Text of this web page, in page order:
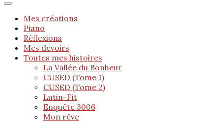
Mes créations
Piano
Réflexions
Mes devoirs
Toutes mes histoires
La Vallée du Bonheur
CUSED (Tome 1)
CUSED (Tome 2)
Lutin-Fit
Enquête 3006
Mon rêve